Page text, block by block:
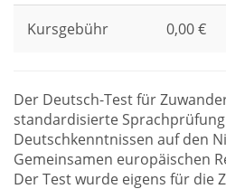
Kursgebühr 0,00 €
Der Deutsch-Test für
standardisierte
Deutschkenntnissen auf den
Gemeinsamen europäischen
Der Test wurde eigens für die